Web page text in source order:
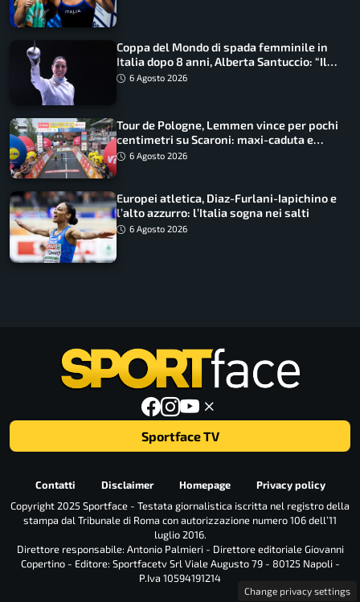
Coppa del Mondo di spada femminile in
Italia dopo 8 anni, Alberta Santuccio: “Il
lavoro dà sempre i suoi frutti”
6 Agosto 2026
Tour de Pologne, Lemmen vince per pochi
centimetri su Scaroni: maxi-caduta e
tappa accorciata
6 Agosto 2026
Europei atletica, Diaz-Furlani-Iapichino e
l’alto azzurro: l’Italia sogna nei salti
6 Agosto 2026
Sportface TV
Contatti Disclaimer Homepage
Privacy policy
Copyright 2025 Sportface - Testata giornalistica iscritta nel registro della
stampa dal Tribunale di Roma con autorizzazione numero 106 dell’11
luglio 2016.
Direttore responsabile: Antonio Palmieri - Direttore editoriale Giovanni
Copertino - Editore: Sportfacetv Srl Viale Augusto 79 - 80125 Napoli -
P.Iva 10594191214
Change privacy settings